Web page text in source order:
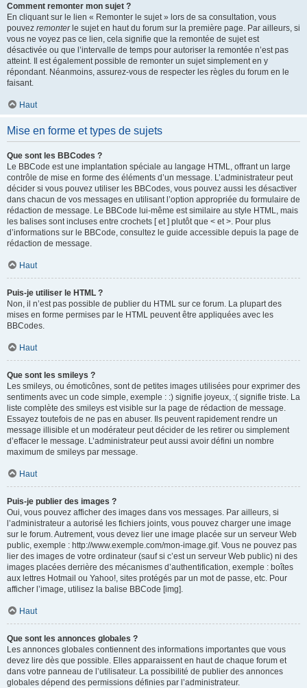
Comment remonter mon sujet ?
En cliquant sur le lien « Remonter le sujet » lors de sa consultation, vous
pouvez remonterle sujet en haut du forum sur la première page. Par ailleurs, si
vous ne voyez pas ce lien, cela signifie que la remontée de sujet est
désactivée ou que l’intervalle de temps pour autoriser la remontée n’est pas
atteint. Il est également possible de remonter un sujet simplement en y
répondant. Néanmoins, assurez-vous de respecter les règles du forum en le
faisant.
Haut
Mise en forme et types de sujets
Que sont les BBCodes ?
Le BBCode est une implantation spéciale au langage HTML, offrant un large
contrôle de mise en forme des éléments d’un message. L’administrateur peut
décider si vous pouvez utiliser les BBCodes, vous pouvez aussi les désactiver
dans chacun de vos messages en utilisant l’option appropriée du formulaire de
rédaction de message. Le BBCode lui-même est similaire au style HTML, mais
les balises sont incluses entre crochets [ et ] plutôt que < et >. Pour plus
d’informations sur le BBCode, consultez le guide accessible depuis la page de
rédaction de message.
Haut
Puis-je utiliser le HTML ?
Non, il n’est pas possible de publier du HTML sur ce forum. La plupart des
mises en forme permises par le HTML peuvent être appliquées avec les
BBCodes.
Haut
Que sont les smileys ?
Les smileys, ou émoticônes, sont de petites images utilisées pour exprimer des
sentiments avec un code simple, exemple : :) signifie joyeux, :( signifie triste. La
liste complète des smileys est visible sur la page de rédaction de message.
Essayez toutefois de ne pas en abuser. Ils peuvent rapidement rendre un
message illisible et un modérateur peut décider de les retirer ou simplement
d’effacer le message. L’administrateur peut aussi avoir défini un nombre
maximum de smileys par message.
Haut
Puis-je publier des images ?
Oui, vous pouvez afficher des images dans vos messages. Par ailleurs, si
l’administrateur a autorisé les fichiers joints, vous pouvez charger une image
sur le forum. Autrement, vous devez lier une image placée sur un serveur Web
public, exemple : http://www.exemple.com/mon-image.gif. Vous ne pouvez pas
lier des images de votre ordinateur (sauf si c’est un serveur Web public) ni des
images placées derrière des mécanismes d’authentification, exemple : boîtes
aux lettres Hotmail ou Yahoo!, sites protégés par un mot de passe, etc. Pour
afficher l’image, utilisez la balise BBCode [img].
Haut
Que sont les annonces globales ?
Les annonces globales contiennent des informations importantes que vous
devez lire dès que possible. Elles apparaissent en haut de chaque forum et
dans votre panneau de l’utilisateur. La possibilité de publier des annonces
globales dépend des permissions définies par l’administrateur.